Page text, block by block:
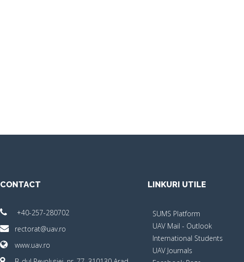
CONTACT
+40-257-280702
rectorat@uav.ro
www.uav.ro
LINKURI UTILE
SUMS Platform
UAV Mail - Outlook
International Students
UAV Journals